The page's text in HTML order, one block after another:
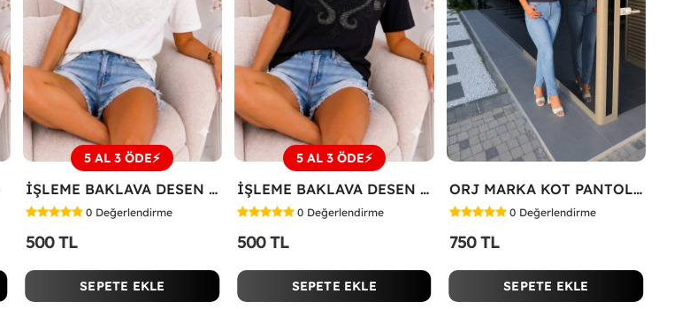
5 AL 3 ÖDE⚡
İŞLEME BAKLAVA DESEN TİŞÖRT Beyaz
0 Değerlendirme
500 TL
SEPETE EKLE
5 AL 3 ÖDE⚡
İŞLEME BAKLAVA DESEN TİŞÖRT Siyah
0 Değerlendirme
500 TL
SEPETE EKLE
ORJ MARKA KOT PANTOLON Mavi
0 Değerlendirme
750 TL
SEPETE EKLE